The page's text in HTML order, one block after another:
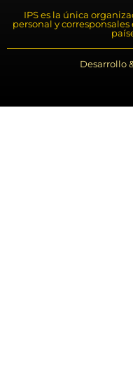
IPS es la única
personal y
Desarrollo